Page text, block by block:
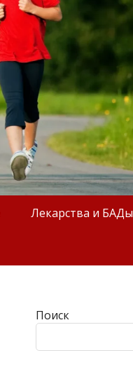
Лекарства и БАДы
Поиск